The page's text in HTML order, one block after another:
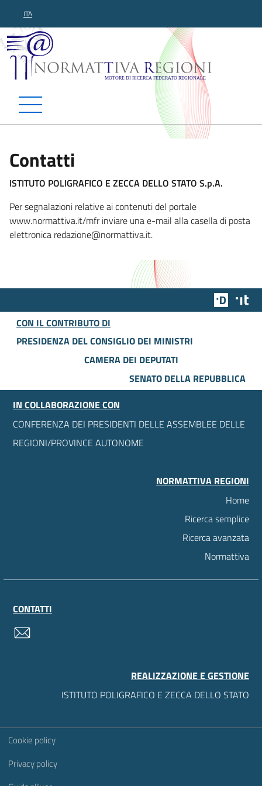
ITA
Normattiva Regioni -
Contatti
ISTITUTO POLIGRAFICO E ZECCA DELLO STATO S.p.A.
Per segnalazioni relative ai contenuti del portale
www.normattiva.it/mfr inviare una e-mail alla casella di posta
elettronica redazione@normattiva.it.
Team
CON IL CONTRIBUTO DI
PRESIDENZA DEL CONSIGLIO DEI MINISTRI
CAMERA DEI DEPUTATI
SENATO DELLA REPUBBLICA
IN COLLABORAZIONE CON
CONFERENZA DEI PRESIDENTI DELLE ASSEMBLEE DELLE
REGIONI/PROVINCE AUTONOME
NORMATTIVA REGIONI
Home
Ricerca semplice
Ricerca avanzata
Normattiva
CONTATTI
REALIZZAZIONE E GESTIONE
ISTITUTO POLIGRAFICO E ZECCA DELLO STATO
Sezione Link Utili
Cookie policy
Privacy policy